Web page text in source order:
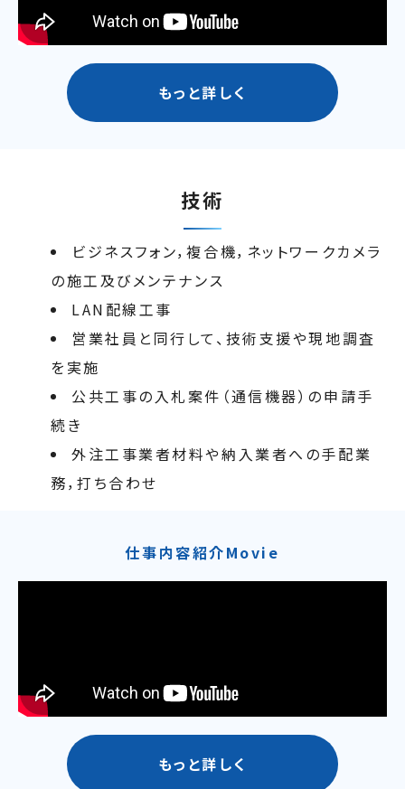
もっと詳しく
技術
ビジネスフォン，複合機，ネットワークカメラ
の施工及びメンテナンス
LAN配線工事
営業社員と同行して、技術支援や現地調査
を実施
公共工事の入札案件（通信機器）の申請手
続き
外注工事業者材料や納入業者への手配業
務，打ち合わせ
仕事内容紹介Movie
もっと詳しく